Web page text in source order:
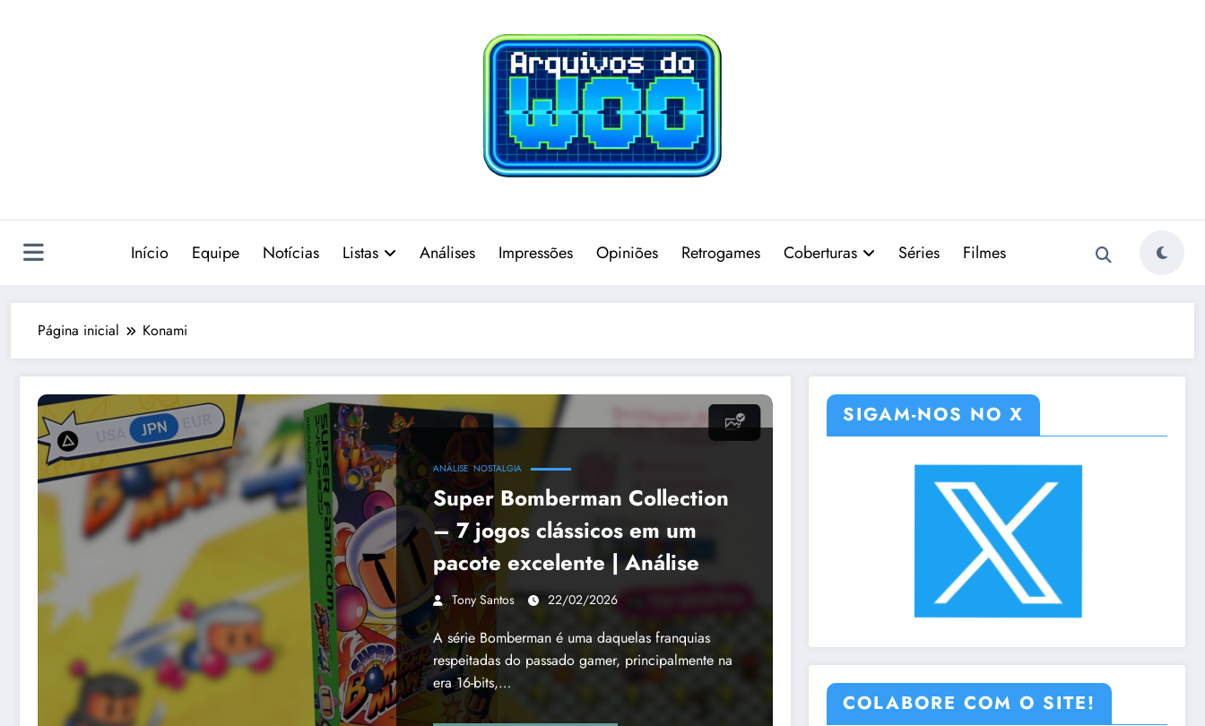
Início Equipe Notícias Listas Análises Impressões Opiniões Retrogames Coberturas Séries Filmes
Página inicial Konami
ANÁLISE NOSTALGIA
Super Bomberman Collection
– 7 jogos clássicos em um
pacote excelente | Análise
Tony Santos 22/02/2026
A série Bomberman é uma daquelas franquias
respeitadas do passado gamer, principalmente na
era 16-bits,…
SIGAM-NOS NO X
COLABORE COM O SITE!